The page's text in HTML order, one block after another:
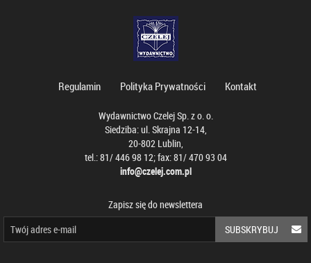
Regulamin Polityka Prywatności Kontakt
Wydawnictwo Czelej Sp. z o. o.
Siedziba: ul. Skrajna 12-14,
20-802 Lublin,
tel.: 81/ 446 98 12; fax: 81/ 470 93 04
info@czelej.com.pl
Zapisz się do newslettera
SUBSKRYBUJ